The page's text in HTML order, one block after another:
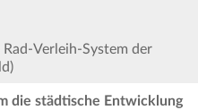
Verleih-System der
die städtische Entwicklung